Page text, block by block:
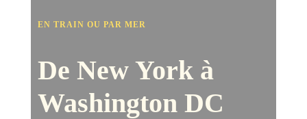
EN TRAIN OU PAR MER
De New York à
Washington DC